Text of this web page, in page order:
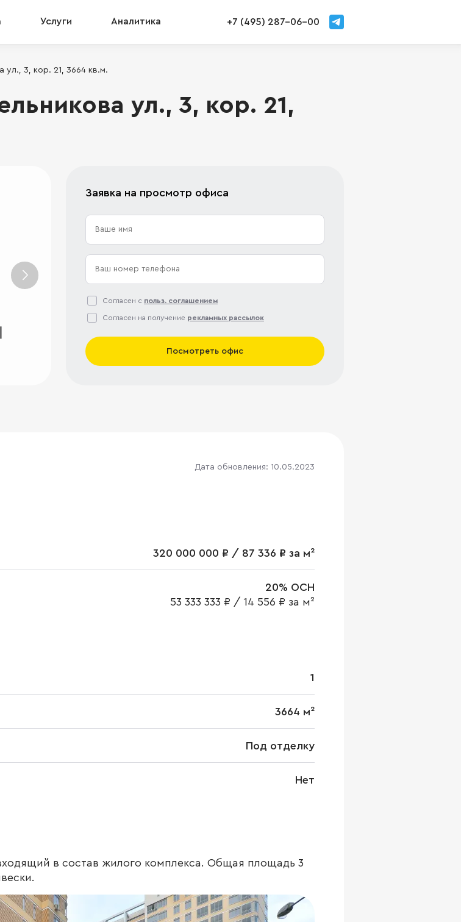
Услуги Аналитика +7 (495) 287-06-00
3, кор. 21, 3664 кв.м.
ул., 3, кор. 21,
Заявка на просмотр офиса
Согласен с польз. соглашением
Согласен на получение рекламных рассылок
Посмотреть офис
Дата обновления: 10.05.2023
320 000 000 ₽ / 87 336 ₽ за м²
20% ОСН
53 333 333 ₽ / 14 556 ₽ за м²
1
3664 м²
Под отделку
Нет
в состав жилого комплекса. Общая площадь 3